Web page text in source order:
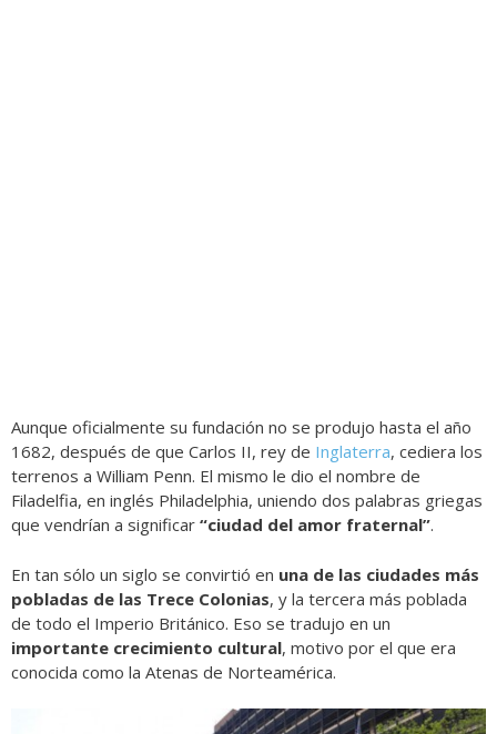
Aunque oficialmente su fundación no se produjo hasta el año
1682, después de que Carlos II, rey de Inglaterra, cediera los
terrenos a William Penn. El mismo le dio el nombre de
Filadelfia, en inglés Philadelphia, uniendo dos palabras griegas
que vendrían a significar “ciudad del amor fraternal”.
En tan sólo un siglo se convirtió en una de las ciudades más
pobladas de las Trece Colonias, y la tercera más poblada
de todo el Imperio Británico. Eso se tradujo en un
importante crecimiento cultural, motivo por el que era
conocida como la Atenas de Norteamérica.